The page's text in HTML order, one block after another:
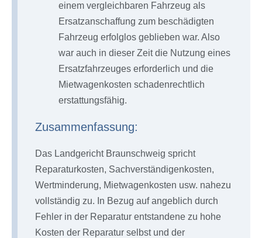
einem vergleichbaren Fahrzeug als
Ersatzanschaffung zum beschädigten
Fahrzeug erfolglos geblieben war. Also
war auch in dieser Zeit die Nutzung eines
Ersatzfahrzeuges erforderlich und die
Mietwagenkosten schadenrechtlich
erstattungsfähig.
Zusammenfassung:
Das Landgericht Braunschweig spricht
Reparaturkosten, Sachverständigenkosten,
Wertminderung, Mietwagenkosten usw. nahezu
vollständig zu. In Bezug auf angeblich durch
Fehler in der Reparatur entstandene zu hohe
Kosten der Reparatur selbst und der